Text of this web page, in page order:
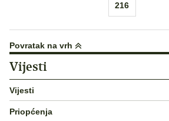
216
Povratak na vrh
Vijesti
Vijesti
Priopćenja